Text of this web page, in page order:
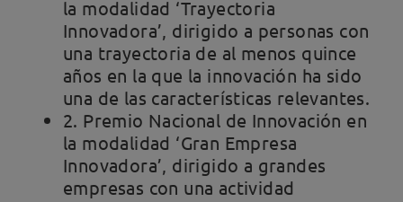
la modalidad ‘Trayectoria
Innovadora’, dirigido a personas con
una trayectoria de al menos quince
años en la que la innovación ha sido
una de las características relevantes.
2. Premio Nacional de Innovación en
la modalidad ‘Gran Empresa
Innovadora’, dirigido a grandes
empresas con una actividad